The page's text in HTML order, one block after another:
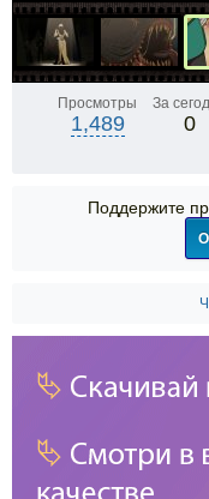
Просмотры
1,489
За
0
Поддержите